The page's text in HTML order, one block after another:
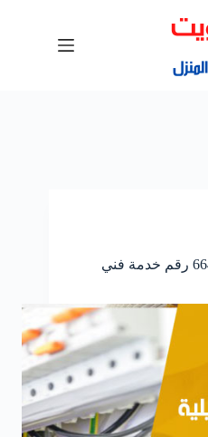
معلم كهربائي اشبيلية 66409555 رقم خدمة فني